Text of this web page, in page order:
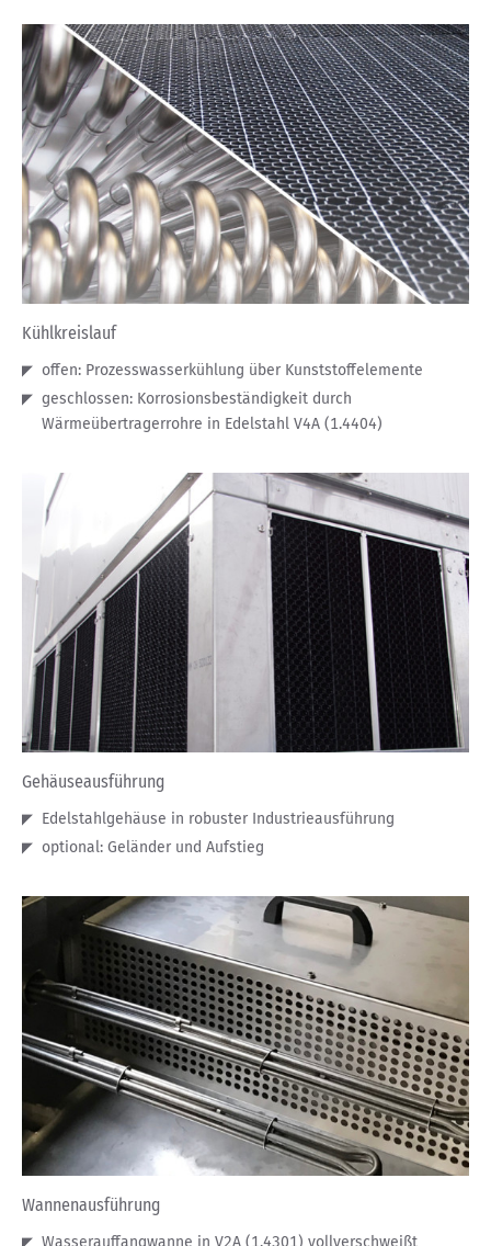
Kühlkreislauf
offen: Prozesswasserkühlung über Kunststoffelemente
geschlossen: Korrosionsbeständigkeit durch
Wärmeübertragerrohre in Edelstahl V4A (1.4404)
Gehäuseausführung
Edelstahlgehäuse in robuster Industrieausführung
optional: Geländer und Aufstieg
Wannenausführung
Wasserauffangwanne in V2A (1.4301) vollverschweißt